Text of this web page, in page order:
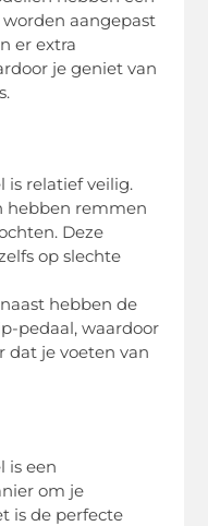
aangepast
er extra
je geniet van
is relatief veilig.
hebben remmen
Deze
op slechte
hebben de
pedaal, waardoor
dat je voeten van
is een
om je
is de perfecte